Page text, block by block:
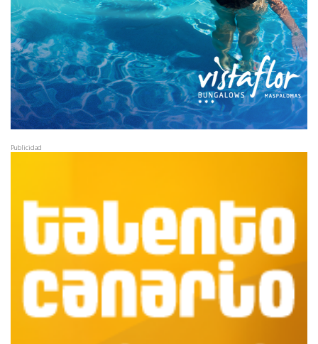
Publicidad